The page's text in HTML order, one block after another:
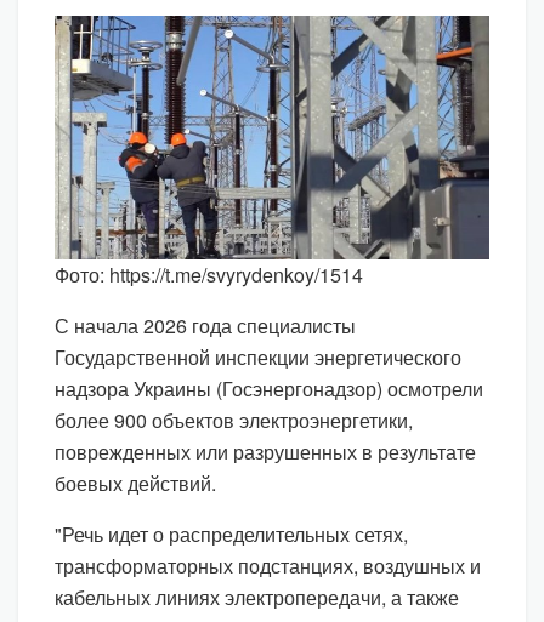
Фото: https://t.me/svyrydenkoy/1514
С начала 2026 года специалисты
Государственной инспекции энергетического
надзора Украины (Госэнергонадзор) осмотрели
более 900 объектов электроэнергетики,
поврежденных или разрушенных в результате
боевых действий.
"Речь идет о распределительных сетях,
трансформаторных подстанциях, воздушных и
кабельных линиях электропередачи, а также